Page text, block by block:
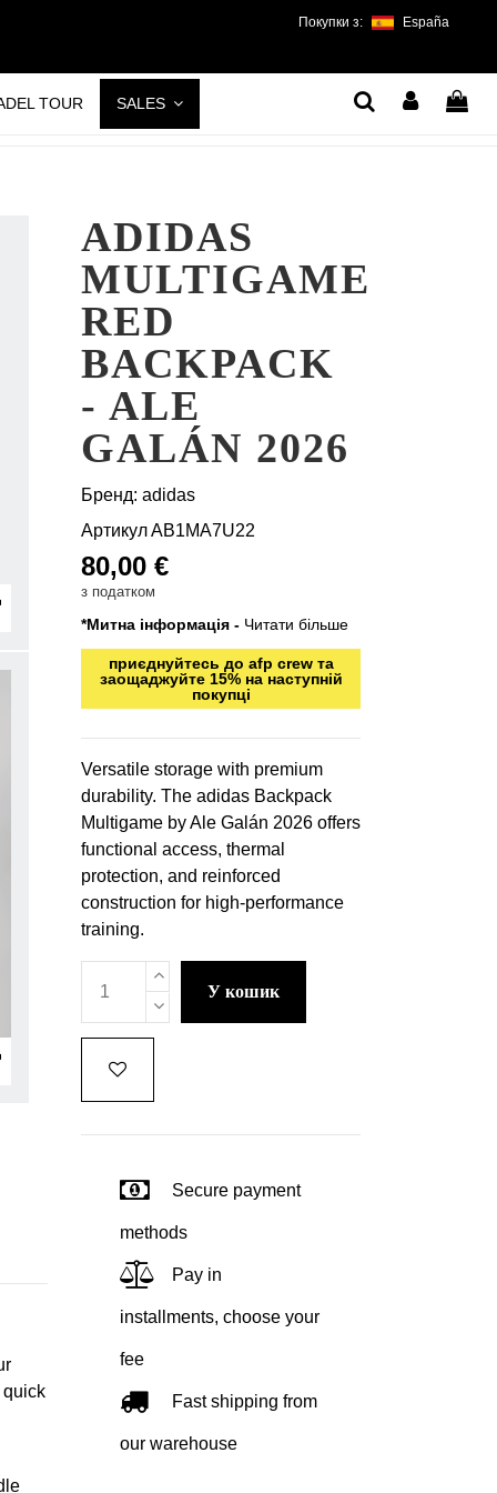
Покупки з: España
TOUR SALES
quick
ADIDAS
MULTIGAME
RED
BACKPACK
- ALE
GALÁN 2026
Бренд: adidas
АртикулAB1MA7U22
80,00 €
з податком
*Митна інформація - Читати більше
приєднуйтесь до afp crew та
заощаджуйте 15% на наступній
покупці
Versatile storage with premium
durability. The adidas Backpack
Multigame by Ale Galán 2026 offers
functional access, thermal
protection, and reinforced
construction for high-performance
training.
у кошик
Secure payment
methods
Pay in
installments, choose your
fee
Fast shipping from
our warehouse